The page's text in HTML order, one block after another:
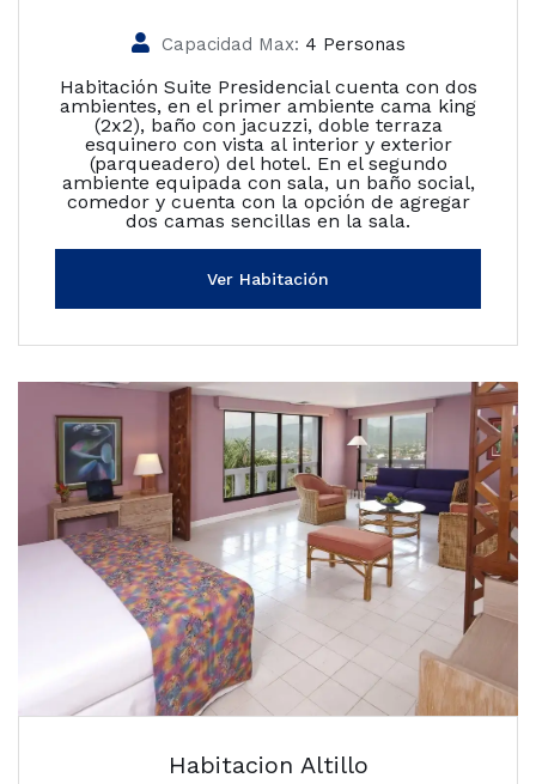
Capacidad Max: 4 Personas
Habitación Suite Presidencial cuenta con dos
ambientes, en el primer ambiente cama king
(2x2), baño con jacuzzi, doble terraza
esquinero con vista al interior y exterior
(parqueadero) del hotel. En el segundo
ambiente equipada con sala, un baño social,
comedor y cuenta con la opción de agregar
dos camas sencillas en la sala.
Ver Habitación
Habitacion Altillo